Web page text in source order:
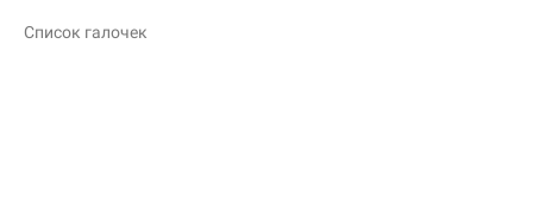
Список галочек